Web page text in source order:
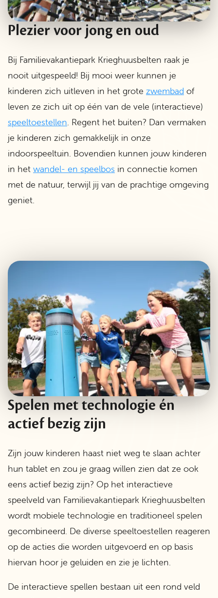
Plezier voor jong en oud
Bij Familievakantiepark Krieghuusbelten raak je
nooit uitgespeeld! Bij mooi weer kunnen je
kinderen zich uitleven in het grote zwembad of
leven ze zich uit op één van de vele (interactieve)
speeltoestellen. Regent het buiten? Dan vermaken
je kinderen zich gemakkelijk in onze
indoorspeeltuin. Bovendien kunnen jouw kinderen
in het wandel- en speelbos in connectie komen
met de natuur, terwijl jij van de prachtige omgeving
geniet.
Spelen met technologie én
actief bezig zijn
Zijn jouw kinderen haast niet weg te slaan achter
hun tablet en zou je graag willen zien dat ze ook
eens actief bezig zijn? Op het interactieve
speelveld van Familievakantiepark Krieghuusbelten
wordt mobiele technologie en traditioneel spelen
gecombineerd. De diverse speeltoestellen reageren
op de acties die worden uitgevoerd en op basis
hiervan hoor je geluiden en zie je lichten.
De interactieve spellen bestaan uit een rond veld